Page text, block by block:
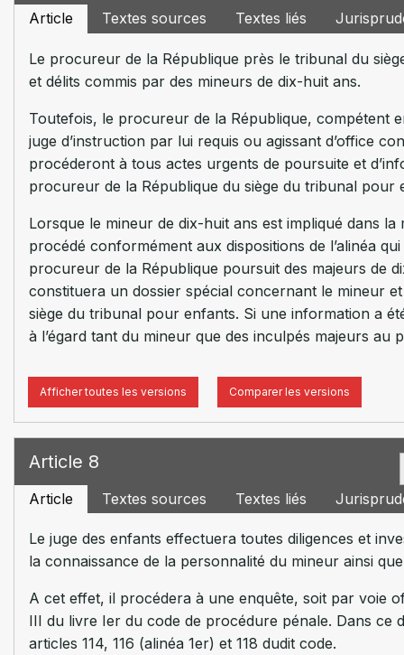
Article Textes sources Textes liés
Le procureur de la République près le tribunal du
et délits commis par des mineurs de dix-huit ans.
Toutefois, le procureur de la République, compétent
juge d’instruction par lui requis ou agissant d’office
procéderont à tous actes urgents de poursuite et
procureur de la République du siège du tribunal pour
Lorsque le mineur de dix-huit ans est impliqué dans
procédé conformément aux dispositions de l’alinéa
procureur de la République poursuit des majeurs de
constituera un dossier spécial concernant le mineur
siège du tribunal pour enfants. Si une information a
à l’égard tant du mineur que des inculpés majeurs
Afficher toutes les versions Comparer les versions
Article 8
Article Textes sources Textes liés
Le juge des enfants effectuera toutes diligences et
la connaissance de la personnalité du mineur ainsi
A cet effet, il procédera à une enquête, soit par voie
III du livre Ier du code de procédure pénale. Dans ce
articles 114, 116 (alinéa 1er) et 118 dudit code.